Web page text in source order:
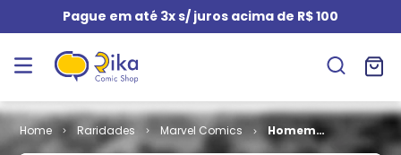
Pague em até 3x s/ juros acima de R$ 100
Raridades Marvel Comics
Homem
Aranha # 14